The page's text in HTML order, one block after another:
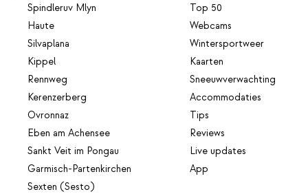
Spindleruv Mlyn
Haute
Silvaplana
Kippel
Rennweg
Kerenzerberg
Ovronnaz
Eben am Achensee
Sankt Veit im Pongau
Garmisch-Partenkirchen
Sexten (Sesto)
Top 50
Webcams
Wintersportweer
Kaarten
Sneeuwverwachting
Accommodaties
Tips
Reviews
Live updates
App